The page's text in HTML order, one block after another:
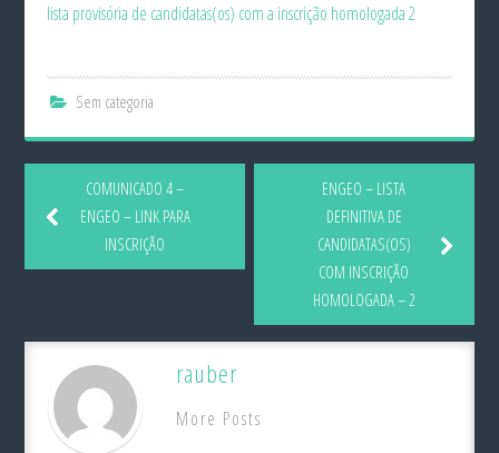
lista provisória de candidatas(os) com a inscrição homologada 2
Sem categoria
COMUNICADO 4 –
ENGEO – LINK PARA
INSCRIÇÃO
ENGEO – LISTA
DEFINITIVA DE
CANDIDATAS(OS)
COM INSCRIÇÃO
HOMOLOGADA – 2
rauber
More Posts